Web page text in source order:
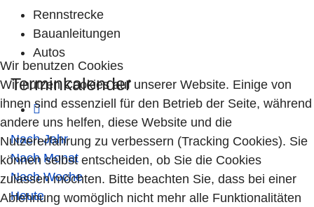
Rennstrecke
Bauanleitungen
Autos
Terminkalender
Nach Jahr
Nach Monat
Nach Woche
Heute
Wir benutzen Cookies
Wir nutzen Cookies auf unserer Website. Einige von
ihnen sind essenziell für den Betrieb der Seite, während
andere uns helfen, diese Website und die
Nutzererfahrung zu verbessern (Tracking Cookies). Sie
können selbst entscheiden, ob Sie die Cookies
zulassen möchten. Bitte beachten Sie, dass bei einer
Ablehnung womöglich nicht mehr alle Funktionalitäten